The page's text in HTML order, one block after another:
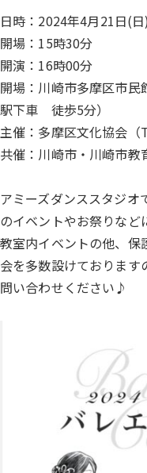
日時：2024年4月21日(
開場：15時30分
開演：16時00分
開場：川崎市多摩区市
駅下車 徒歩5分）
主催：多摩区文化協会（
共催：川崎市・川崎市教
アミーズダンススタジ
のイベントやお祭りなど
教室内イベントの他、保
会を多数設けております
問い合わせください♪